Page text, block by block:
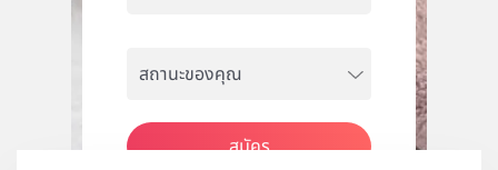
สมัคร